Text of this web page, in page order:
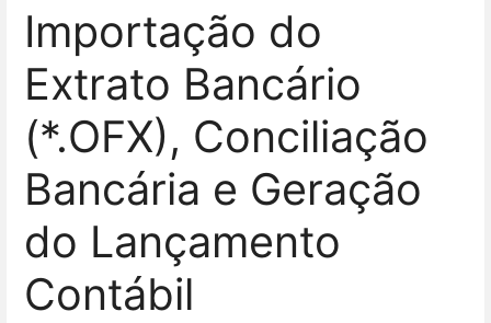
Importação do
Extrato Bancário
(*.OFX), Conciliação
Bancária e Geração
do Lançamento
Contábil